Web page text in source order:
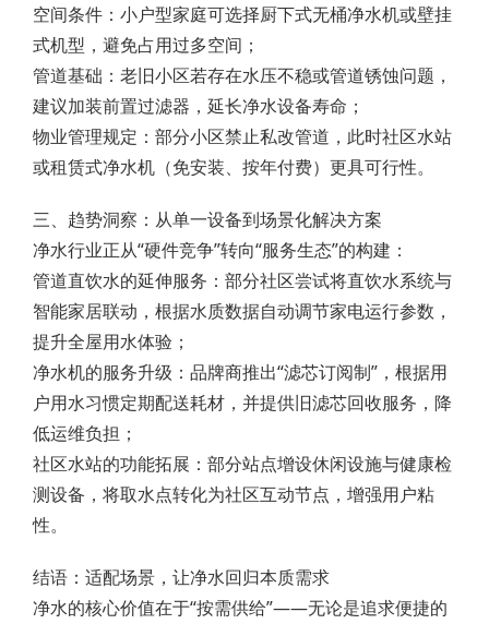
空间条件：小户型家庭可选择厨下式无桶净水机或壁挂
式机型，避免占用过多空间；
管道基础：老旧小区若存在水压不稳或管道锈蚀问题，
建议加装前置过滤器，延长净水设备寿命；
物业管理规定：部分小区禁止私改管道，此时社区水站
或租赁式净水机（免安装、按年付费）更具可行性。
三、趋势洞察：从单一设备到场景化解决方案
净水行业正从“硬件竞争”转向“服务生态”的构建：
管道直饮水的延伸服务：部分社区尝试将直饮水系统与
智能家居联动，根据水质数据自动调节家电运行参数，
提升全屋用水体验；
净水机的服务升级：品牌商推出“滤芯订阅制”，根据用
户用水习惯定期配送耗材，并提供旧滤芯回收服务，降
低运维负担；
社区水站的功能拓展：部分站点增设休闲设施与健康检
测设备，将取水点转化为社区互动节点，增强用户粘
性。
结语：适配场景，让净水回归本质需求
净水的核心价值在于“按需供给”——无论是追求便捷的